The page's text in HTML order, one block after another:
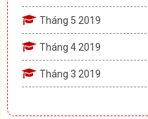
Tháng 5 2019
Tháng 4 2019
Tháng 3 2019